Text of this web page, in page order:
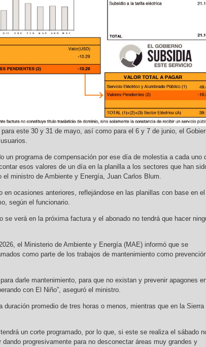
este 30 y 31 de mayo, así como para el 6 y 7 de junio, el
un programa de compensación por ese día de molestia a cada uno
esos valores de un día en la planilla a los sectores que han
el ministro de Ambiente y Energía, Juan Carlos Blum.
en ocasiones anteriores, reflejándose en las planillas con base en el
según el funcionario.
se verá en la próxima factura y el abonado no tendrá que hacer
el Ministerio de Ambiente y Energía (MAE) informó que se
como parte de los trabajos de mantenimiento como
darle mantenimiento, para que no existan y prevenir apagones
con El Niño”, aseguró el ministro.
duración promedio de tres horas o menos, mientras que en la Sierra
un corte programado, por lo que, si este se realiza el sábado
dando progresivamente para no desconectar áreas muy grandes y